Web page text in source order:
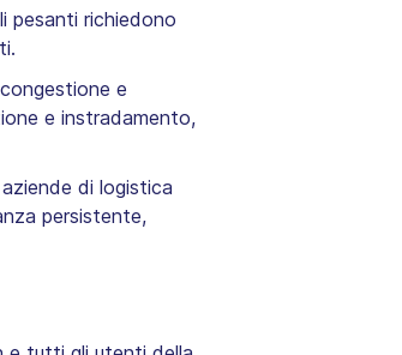
pesanti richiedono
e
e instradamento,
di logistica
persistente,